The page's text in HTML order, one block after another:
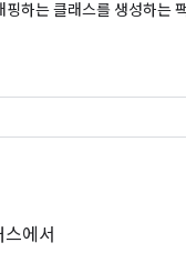
하는 클래스를 생성하는
스에서